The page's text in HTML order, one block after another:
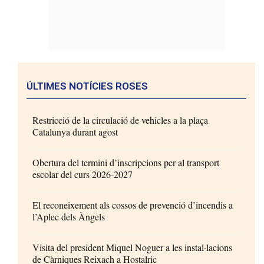
ÚLTIMES NOTÍCIES ROSES
Restricció de la circulació de vehicles a la plaça
Catalunya durant agost
Obertura del termini d’inscripcions per al transport
escolar del curs 2026-2027
El reconeixement als cossos de prevenció d’incendis a
l’Aplec dels Àngels
Visita del president Miquel Noguer a les instal·lacions
de Càrniques Reixach a Hostalric